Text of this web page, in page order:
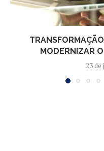
MODERNIZAR
23 de